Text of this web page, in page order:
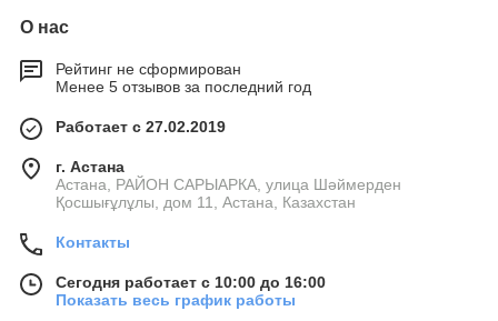
О нас
Рейтинг не сформирован
Менее 5 отзывов за последний год
Работает с 27.02.2019
г. Астана
Астана, РАЙОН САРЫАРКА, улица Шәймерден
Қосшығұлұлы, дом 11, Астана, Казахстан
Контакты
Сегодня работает с 10:00 до 16:00
Показать весь график работы